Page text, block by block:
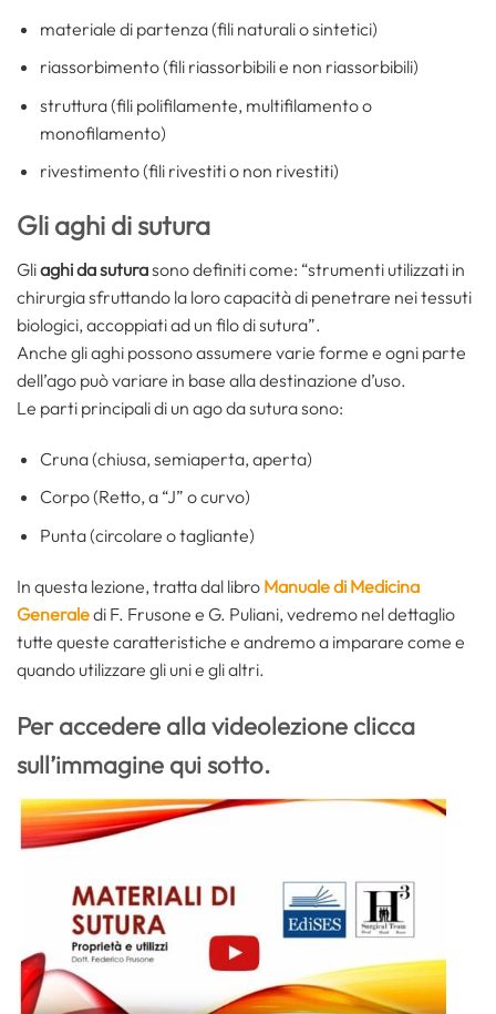
materiale di partenza (fili naturali o sintetici)
riassorbimento (fili riassorbibili e non riassorbibili)
struttura (fili polifilamente, multifilamento o
monofilamento)
rivestimento (fili rivestiti o non rivestiti)
Gli aghi di sutura
Gliaghi da suturasono definiti come: “strumenti utilizzati in
chirurgia sfruttando la loro capacità di penetrare nei tessuti
biologici, accoppiati ad un filo di sutura”.
Anche gli aghi possono assumere varie forme e ogni parte
dell’ago può variare in base alla destinazione d’uso.
Le parti principali di un ago da sutura sono:
Cruna (chiusa, semiaperta, aperta)
Corpo (Retto, a “J” o curvo)
Punta (circolare o tagliante)
In questa lezione, tratta dal libro Manuale di Medicina
Generaledi F. Frusone e G. Puliani, vedremo nel dettaglio
tutte queste caratteristiche e andremo a imparare come e
quando utilizzare gli uni e gli altri.
Per accedere alla videolezione clicca
sull’immagine qui sotto.